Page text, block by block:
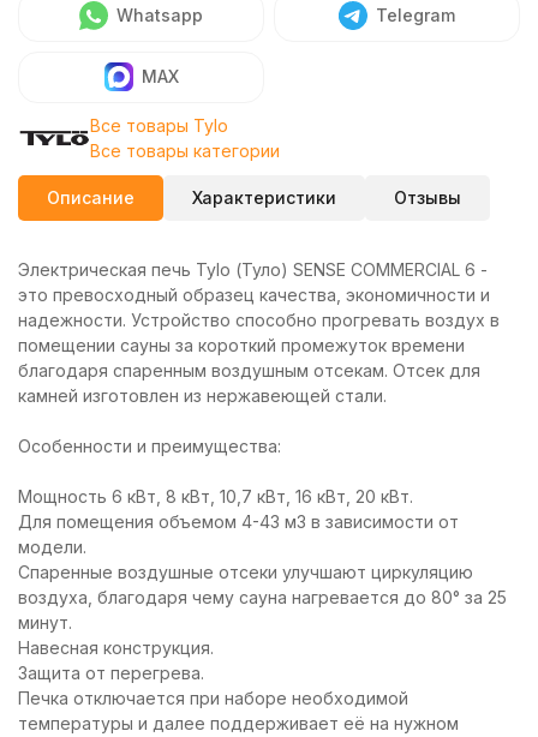
Whatsapp Telegram
MAX
Все товары Tylo
Все товары категории
Описание Характеристики Отзывы
Электрическая печь Tylo (Туло) SENSE COMMERCIAL 6 -
это превосходный образец качества, экономичности и
надежности. Устройство способно прогревать воздух в
помещении сауны за короткий промежуток времени
благодаря спаренным воздушным отсекам. Отсек для
камней изготовлен из нержавеющей стали.
Особенности и преимущества:
Мощность 6 кВт, 8 кВт, 10,7 кВт, 16 кВт, 20 кВт.
Для помещения объемом 4-43 м3 в зависимости от
модели.
Спаренные воздушные отсеки улучшают циркуляцию
воздуха, благодаря чему сауна нагревается до 80° за 25
минут.
Навесная конструкция.
Защита от перегрева.
Печка отключается при наборе необходимой
температуры и далее поддерживает её на нужном